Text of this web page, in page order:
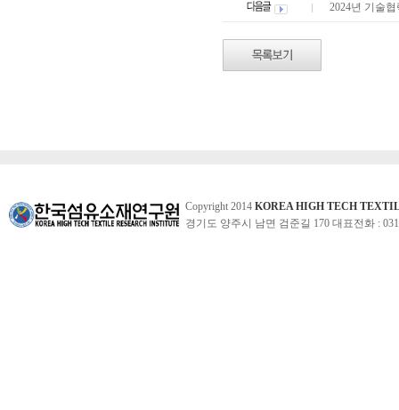
2024년 기술
Copyright 2014 KOREA HIGH TECH
경기도 양주시 남면 검준길 170 대표전화 :